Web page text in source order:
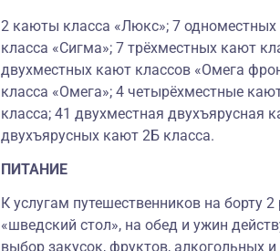
2 каюты класса «Люкс»; 7
класса «Сигма»; 7 трёхместных кают
двухместных кают классов «Омега
класса «Омега»; 4 четырёхместные
класса; 41 двухместная двухъярусная
двухъярусных кают 2Б класса.
ПИТАНИЕ
К услугам путешественников на борту
«шведский стол», на обед и ужин
выбор закусок, фруктов, алкогольных